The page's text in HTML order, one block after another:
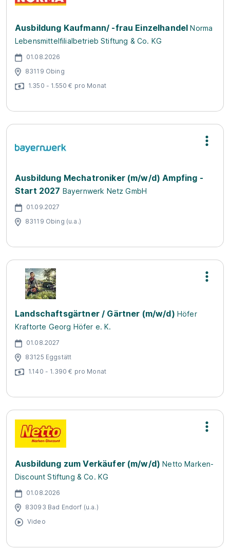
Ausbildung Kaufmann/ -frau Einzelhandel Norma
Lebensmittelfilialbetrieb Stiftung & Co. KG
01.08.2026
83119 Obing
1.350 - 1.550 € pro Monat
Ausbildung Mechatroniker (m/w/d) Ampfing -
Start 2027 Bayernwerk Netz GmbH
01.09.2027
83119 Obing (u.a.)
Landschaftsgärtner / Gärtner (m/w/d) Höfer
Kraftorte Georg Höfer e. K.
01.08.2027
83125 Eggstätt
1.140 - 1.390 € pro Monat
Ausbildung zum Verkäufer (m/w/d) Netto Marken-
Discount Stiftung & Co. KG
01.08.2026
83093 Bad Endorf (u.a.)
Video